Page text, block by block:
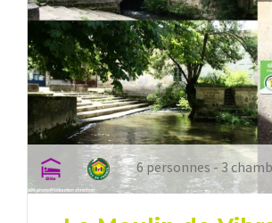
6 personnes - 3